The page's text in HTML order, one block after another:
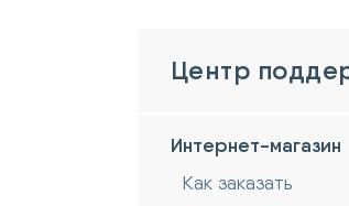
Центр
Интернет-магазин
Как заказать